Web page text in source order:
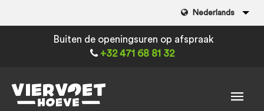
Nederlands
Buiten de openingsuren op afspraak
+32 471 68 81 32